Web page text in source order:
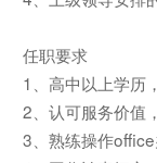
任职要求
1、高中以上学历
2、认可服务价值
3、熟练操作